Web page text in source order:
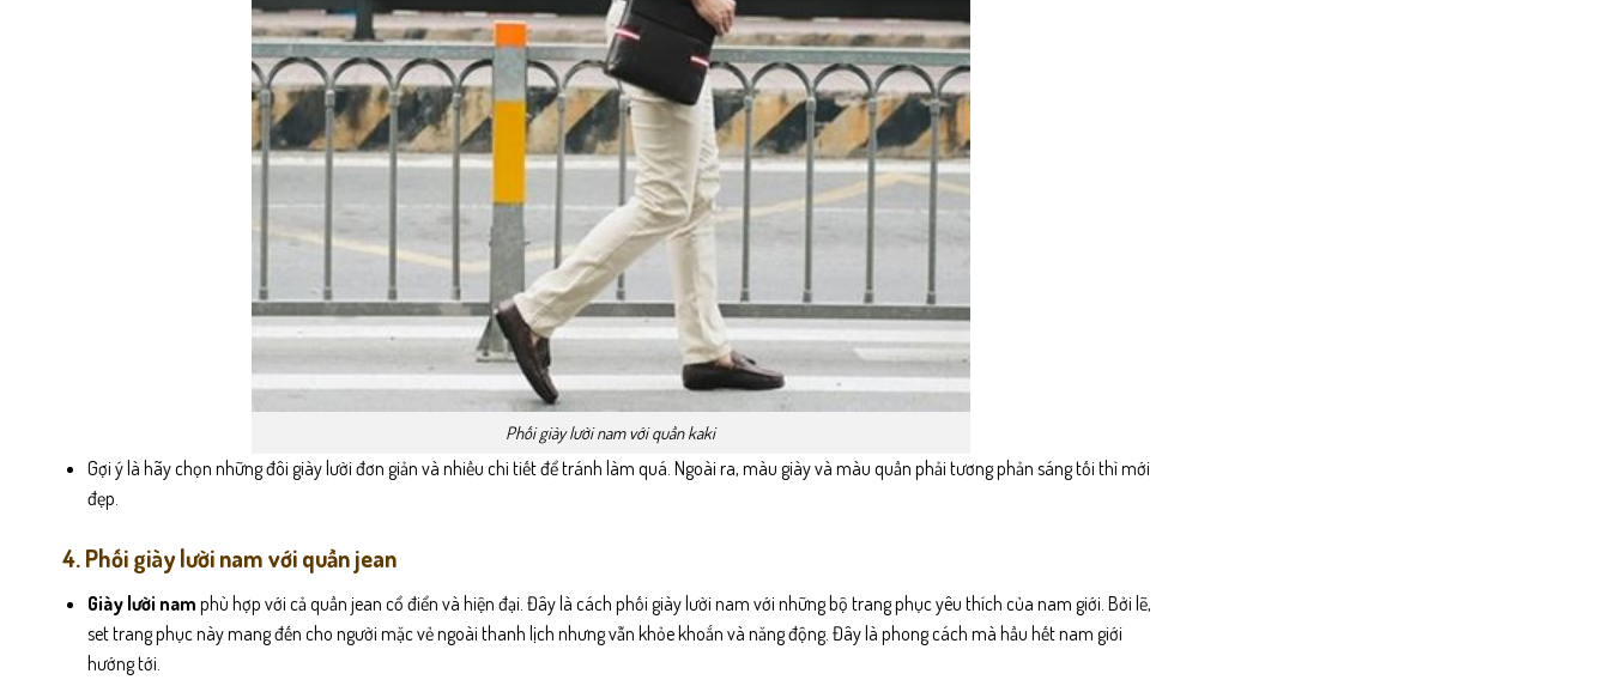
Phối giày lười nam với quần kaki
Gợi ý là hãy chọn những đôi giày lười đơn giản và nhiều chi tiết để tránh làm quá. Ngoài ra, màu giày và màu quần phải tương phản sáng tối thì mới
đẹp.
4. Phối giày lười nam với quần jean
Giày lười nam phù hợp với cả quần jean cổ điển và hiện đại. Đây là cách phối giày lười nam với những bộ trang phục yêu thích của nam giới. Bởi lẽ,
set trang phục này mang đến cho người mặc vẻ ngoài thanh lịch nhưng vẫn khỏe khoắn và năng động. Đây là phong cách mà hầu hết nam giới
hướng tới.